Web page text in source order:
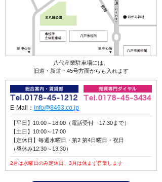
八代産業駐車場には、
旧道・新道・45号方面からも入れます
E-Mail： info@8463.co.jp
【平日】10:00～18:00（電話受付 17:30まで）
【土日】10:00～17:00
【定休日】毎週水曜日・第2 第4日曜日・祝日
（昼休み12:30～13:30）
2月は水曜日のみ定休日、3月は休まず営業します